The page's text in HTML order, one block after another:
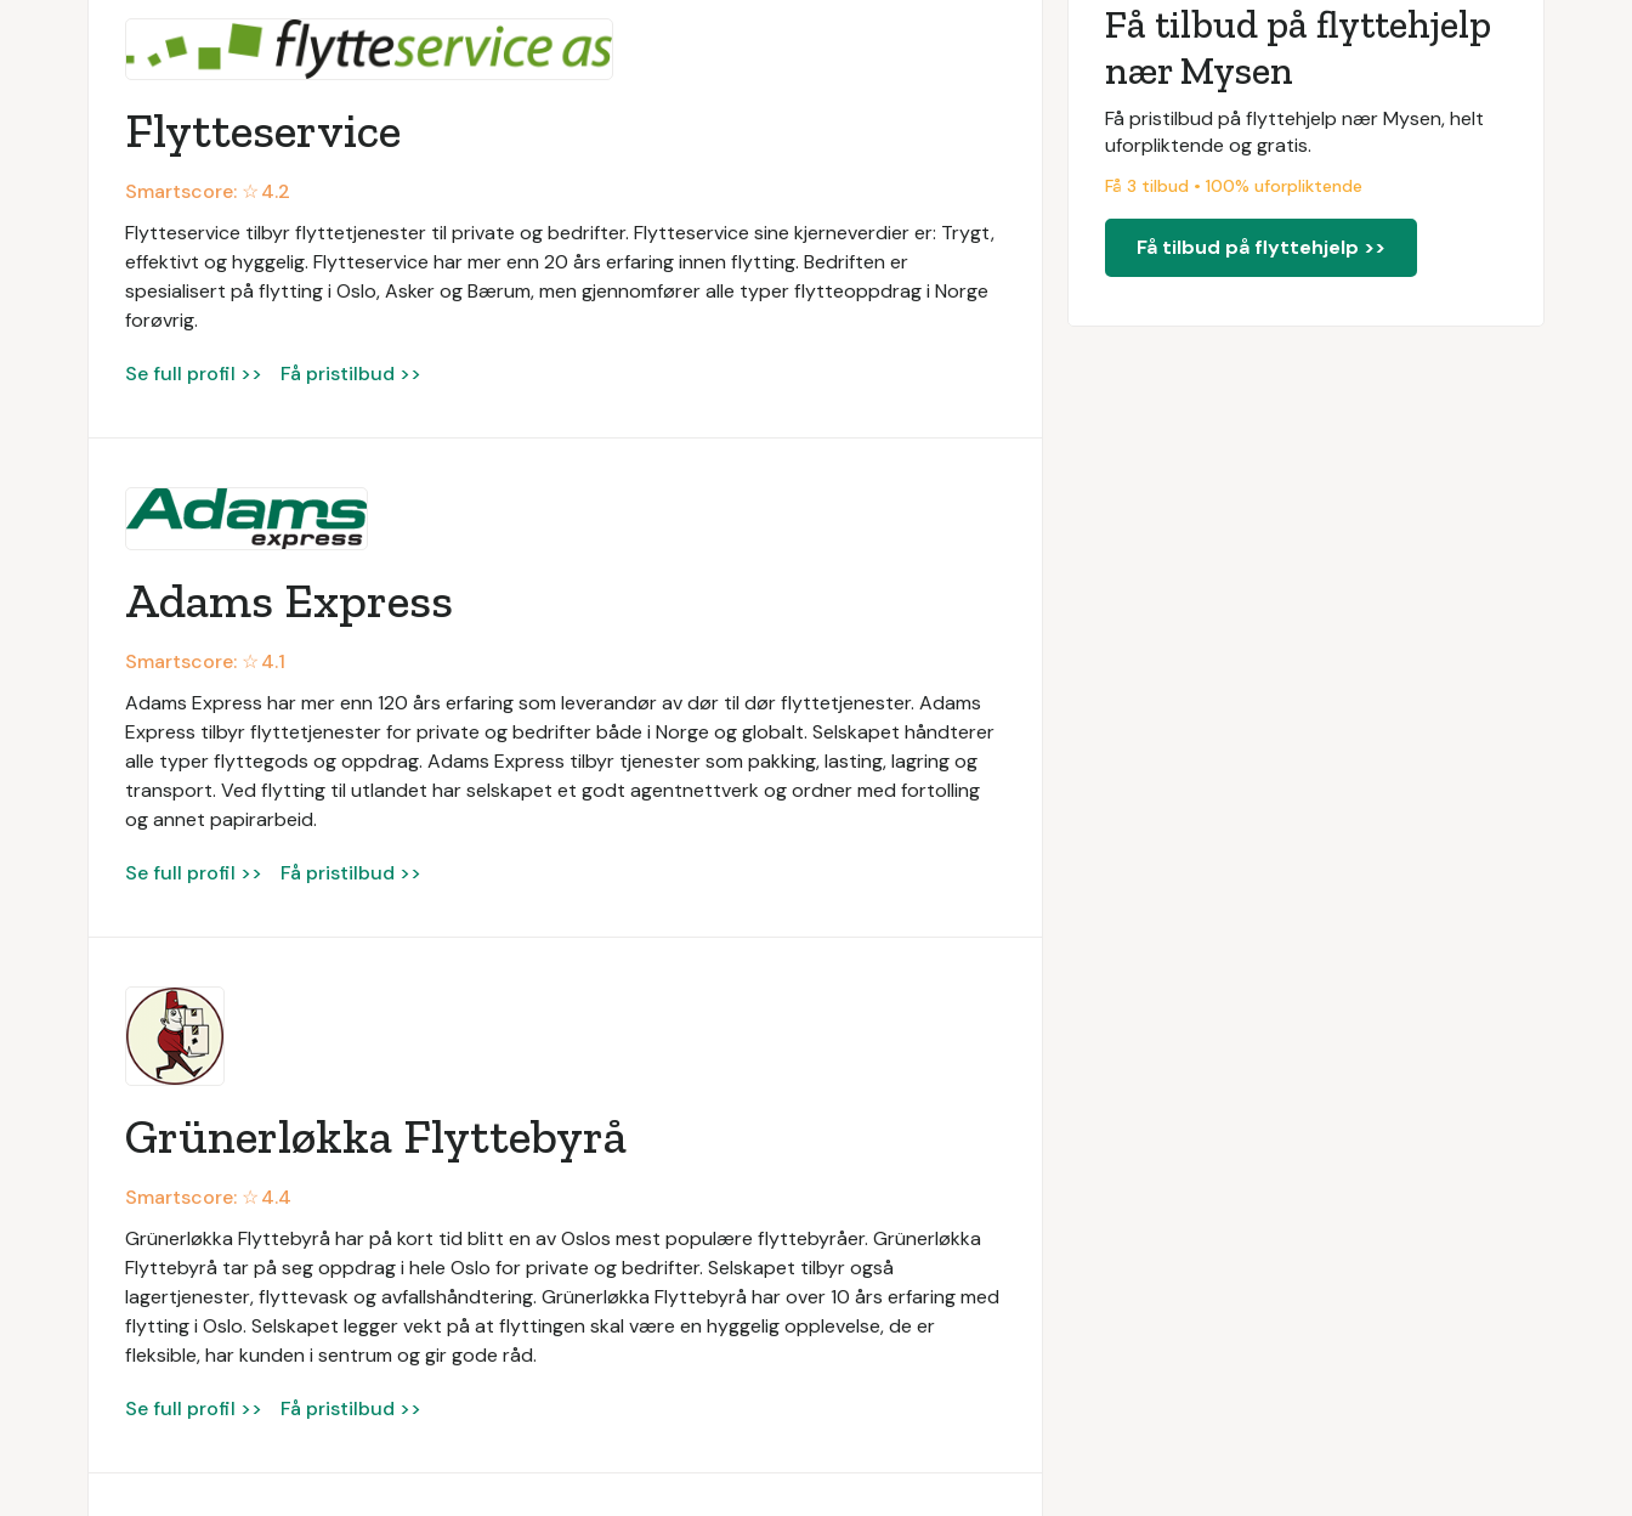
Flytteservice
Smartscore: ☆4.2
Flytteservice tilbyr flyttetjenester til private og bedrifter. Flytteservice sine kjerneverdier er: Trygt,
effektivt og hyggelig. Flytteservice har mer enn 20 års erfaring innen flytting. Bedriften er
spesialisert på flytting i Oslo, Asker og Bærum, men gjennomfører alle typer flytteoppdrag i Norge
forøvrig.
Se full profil >> Få pristilbud >>
Adams Express
Smartscore: ☆4.1
Adams Express har mer enn 120 års erfaring som leverandør av dør til dør flyttetjenester. Adams
Express tilbyr flyttetjenester for private og bedrifter både i Norge og globalt. Selskapet håndterer
alle typer flyttegods og oppdrag. Adams Express tilbyr tjenester som pakking, lasting, lagring og
transport. Ved flytting til utlandet har selskapet et godt agentnettverk og ordner med fortolling
og annet papirarbeid.
Se full profil >> Få pristilbud >>
Grünerløkka Flyttebyrå
Smartscore: ☆4.4
Grünerløkka Flyttebyrå har på kort tid blitt en av Oslos mest populære flyttebyråer. Grünerløkka
Flyttebyrå tar på seg oppdrag i hele Oslo for private og bedrifter. Selskapet tilbyr også
lagertjenester, flyttevask og avfallshåndtering. Grünerløkka Flyttebyrå har over 10 års erfaring med
flytting i Oslo. Selskapet legger vekt på at flyttingen skal være en hyggelig opplevelse, de er
fleksible, har kunden i sentrum og gir gode råd.
Se full profil >> Få pristilbud >>
Få tilbud på flyttehjelp
nær Mysen
Få pristilbud på flyttehjelp nær Mysen, helt
uforpliktende og gratis.
Få 3 tilbud • 100% uforpliktende
Få tilbud på flyttehjelp >>